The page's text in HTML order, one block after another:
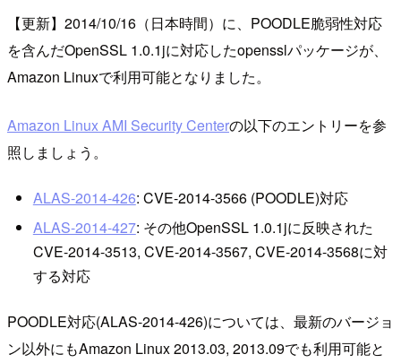
【更新】2014/10/16（日本時間）に、POODLE脆弱性対応
を含んだOpenSSL 1.0.1jに対応したopensslパッケージが、
Amazon Linuxで利用可能となりました。
Amazon Linux AMI Security Centerの以下のエントリーを参
照しましょう。
ALAS-2014-426: CVE-2014-3566 (POODLE)対応
ALAS-2014-427: その他OpenSSL 1.0.1jに反映された
CVE-2014-3513, CVE-2014-3567, CVE-2014-3568に対
する対応
POODLE対応(ALAS-2014-426)については、最新のバージョ
ン以外にもAmazon Linux 2013.03, 2013.09でも利用可能と